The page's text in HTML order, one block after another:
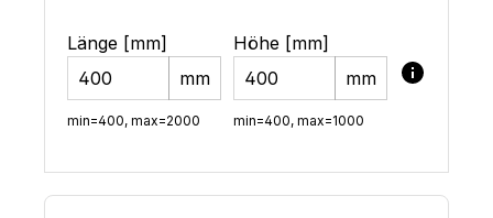
Länge [mm]
mm
Höhe [mm]
mm
min=400, max=2000 min=400, max=1000